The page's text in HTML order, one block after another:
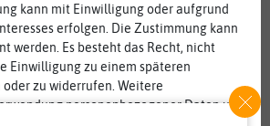
kann mit Einwilligung oder aufgrund
erfolgen. Die Zustimmung kann
werden. Es besteht das Recht, nicht
Einwilligung zu einem späteren
zu widerrufen. Weitere
personenbezogener Daten und